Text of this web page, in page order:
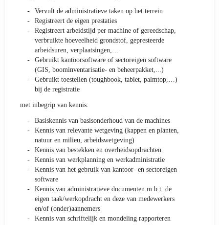
Vervult de administratieve taken op het terrein
Registreert de eigen prestaties
Registreert arbeidstijd per machine of gereedschap,
verbruikte hoeveelheid grondstof, gepresteerde
arbeidsuren, verplaatsingen,…
Gebruikt kantoorsoftware of sectoreigen software
(GIS, boominventarisatie- en beheerpakket,...)
Gebruikt toestellen (toughbook, tablet, palmtop,…)
bij de registratie
met inbegrip van kennis:
Basiskennis van basisonderhoud van de machines
Kennis van relevante wetgeving (kappen en planten,
natuur en milieu, arbeidswetgeving)
Kennis van bestekken en overheidsopdrachten
Kennis van werkplanning en werkadministratie
Kennis van het gebruik van kantoor- en sectoreigen
software
Kennis van administratieve documenten m.b.t. de
eigen taak/werkopdracht en deze van medewerkers
en/of (onder)aannemers
Kennis van schriftelijk en mondeling rapporteren